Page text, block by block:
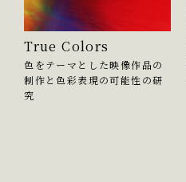
True Colors
色をテーマとした映像作品の
制作と色彩表現の可能性の研
究